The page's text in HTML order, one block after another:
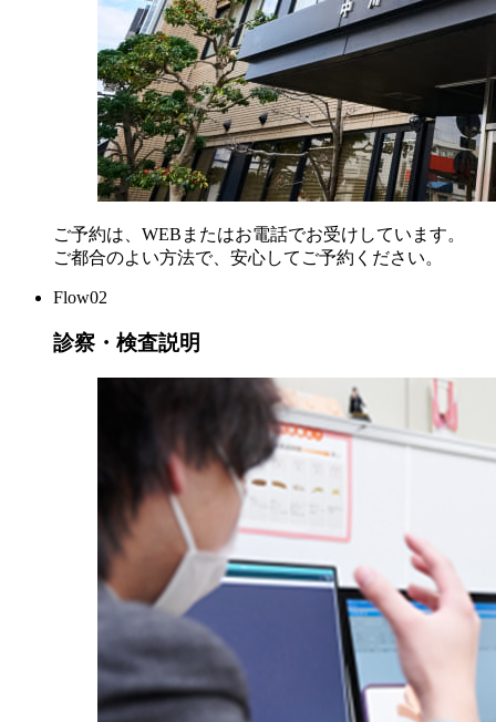
ご予約は、WEBまたはお電話でお受けしています。
ご都合のよい方法で、安心してご予約ください。
Flow02
診察・検査説明